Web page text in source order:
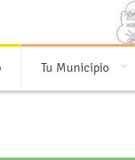
Tu Municipio